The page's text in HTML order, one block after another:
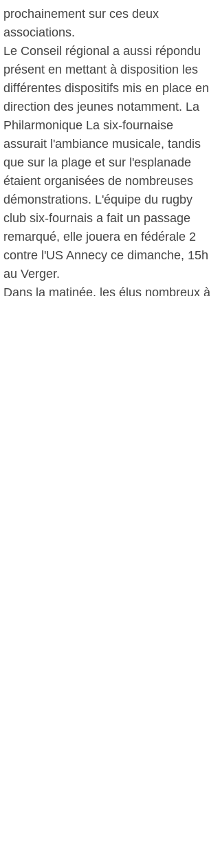
prochainement sur ces deux
associations.
Le Conseil régional a aussi répondu
présent en mettant à disposition les
différentes dispositifs mis en place en
direction des jeunes notamment. La
Philarmonique La six-fournaise
assurait l'ambiance musicale, tandis
que sur la plage et sur l'esplanade
étaient organisées de nombreuses
démonstrations. L'équipe du rugby
club six-fournais a fait un passage
remarqué, elle jouera en fédérale 2
contre l'US Annecy ce dimanche, 15h
au Verger.
Dans la matinée, les élus nombreux à